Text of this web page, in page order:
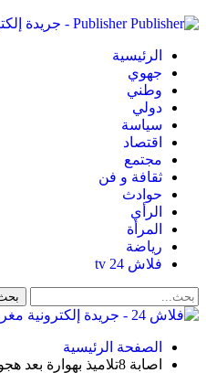
Publisher - جريدة إلكترونية مغربية مستقلة
الرئيسية
جهوي
وطني
دولي
سياسة
اقتصاد
مجتمع
ثقافة و فن
حوادث
الرأي
المرأة
رياضة
فلاش 24 tv
الصفحة الرئيسية
اصابة 8تلاميذ بهوارة بعد هجوم على حافلة النقل المدرسي